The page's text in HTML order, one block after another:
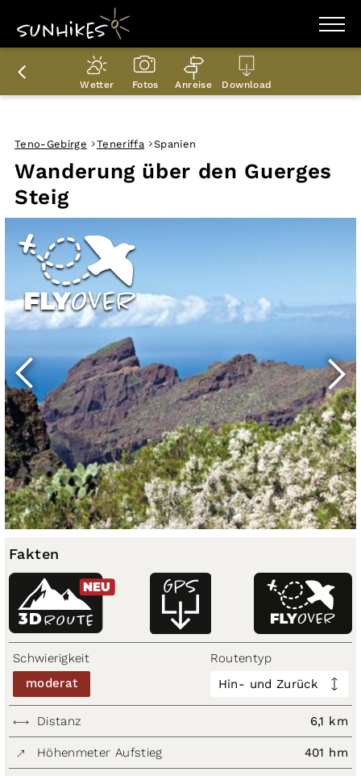
WANDERZIELE
WANDERUNGEN
ENTDECKEN
PLANER
Wetter Fotos Anreise Download
Wanderung über den Guerges
Steig
Teno-Gebirge Teneriffa Spanien
Fakten
ROUTE
3D
NEU
Schwierigkeit
moderat
Routentyp
Hin- und Zurück
Distanz 6,1 km
Höhenmeter Aufstieg 401 hm